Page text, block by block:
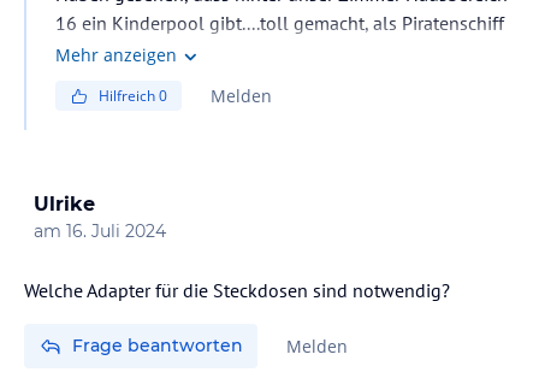
16 ein Kinderpool gibt....toll gemacht, als Piratenschiff
aufgebaut und dort ist auch ein Kinderbereich mit
Mehr anzeigen
Hilfreich0 Melden
Ulrike
am 16. Juli 2024
Frage beantworten Melden